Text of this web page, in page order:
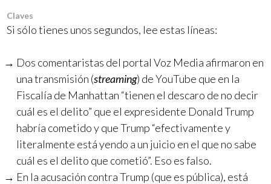
Claves
Si sólo tienes unos segundos, lee estas líneas:
Dos comentaristas del portal Voz Media afirmaron en
una transmisión (streaming) de YouTube que en la
Fiscalía de Manhattan “tienen el descaro de no decir
cuál es el delito” que el expresidente Donald Trump
habría cometido y que Trump “efectivamente y
literalmente está yendo a un juicio en el que no sabe
cuál es el delito que cometió”. Eso es falso.
En la acusación contra Trump (que es pública), está